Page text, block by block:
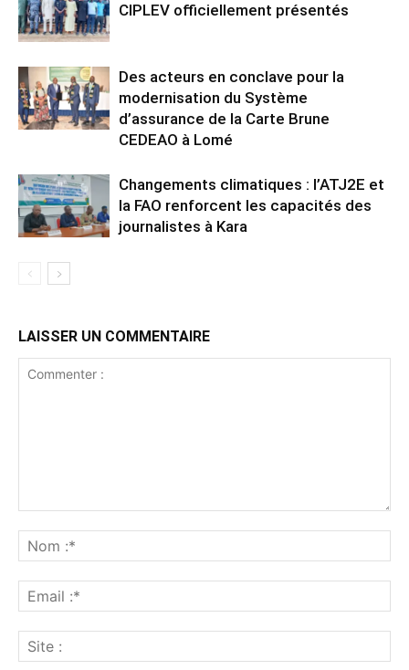
CIPLEV officiellement présentés
Des acteurs en conclave pour la
modernisation du Système
d’assurance de la Carte Brune
CEDEAO à Lomé
Changements climatiques : l’ATJ2E et
la FAO renforcent les capacités des
journalistes à Kara
LAISSER UN COMMENTAIRE